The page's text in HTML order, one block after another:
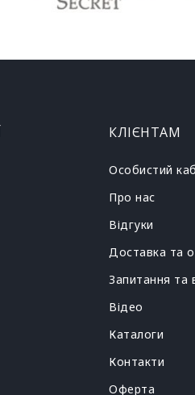
КЛІЄНТАМ
Особистий
Про нас
Відгуки
Доставка та
Запитання та
Відео
Каталоги
Контакти
Оферта